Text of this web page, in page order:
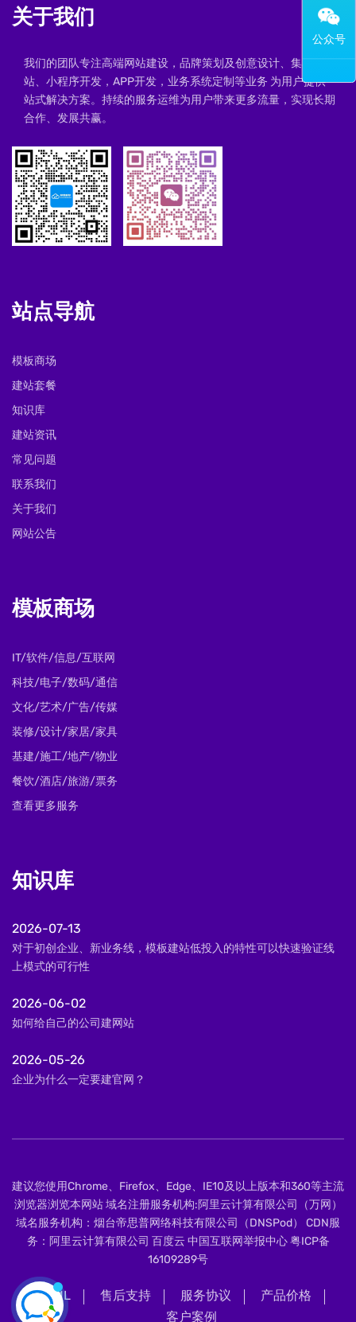
关于我们
我们的团队专注高端网站建设，品牌策划及创意设计、集群建
站、小程序开发，APP开发，业务系统定制等业务 为用户提供一
站式解决方案。持续的服务运维为用户带来更多流量，实现长期
合作、发展共赢。
站点导航
模板商场
建站套餐
知识库
建站资讯
常见问题
联系我们
关于我们
网站公告
模板商场
IT/软件/信息/互联网
科技/电子/数码/通信
文化/艺术/广告/传媒
装修/设计/家居/家具
基建/施工/地产/物业
餐饮/酒店/旅游/票务
查看更多服务
知识库
2026-07-13
对于初创企业、新业务线，模板建站低投入的特性可以快速验证线
上模式的可行性
2026-06-02
如何给自己的公司建网站
2026-05-26
企业为什么一定要建官网？
建议您使用Chrome、Firefox、Edge、IE10及以上版本和360等主流
浏览器浏览本网站 域名注册服务机构:阿里云计算有限公司（万网）
域名服务机构：烟台帝思普网络科技有限公司（DNSPod） CDN服
务：阿里云计算有限公司 百度云 中国互联网举报中心粤ICP备
16109289号
XML 售后支持 服务协议
产品价格
客户案例